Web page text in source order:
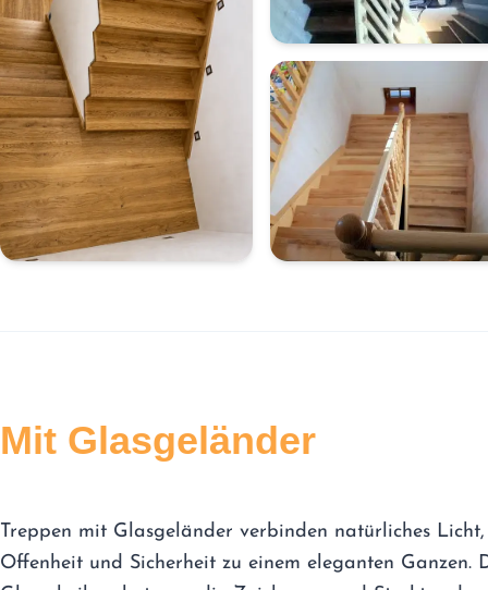
Mit Glasgeländer
Treppen mit Glasgeländer verbinden natürliches Licht,
Offenheit und Sicherheit zu einem eleganten Ganzen.